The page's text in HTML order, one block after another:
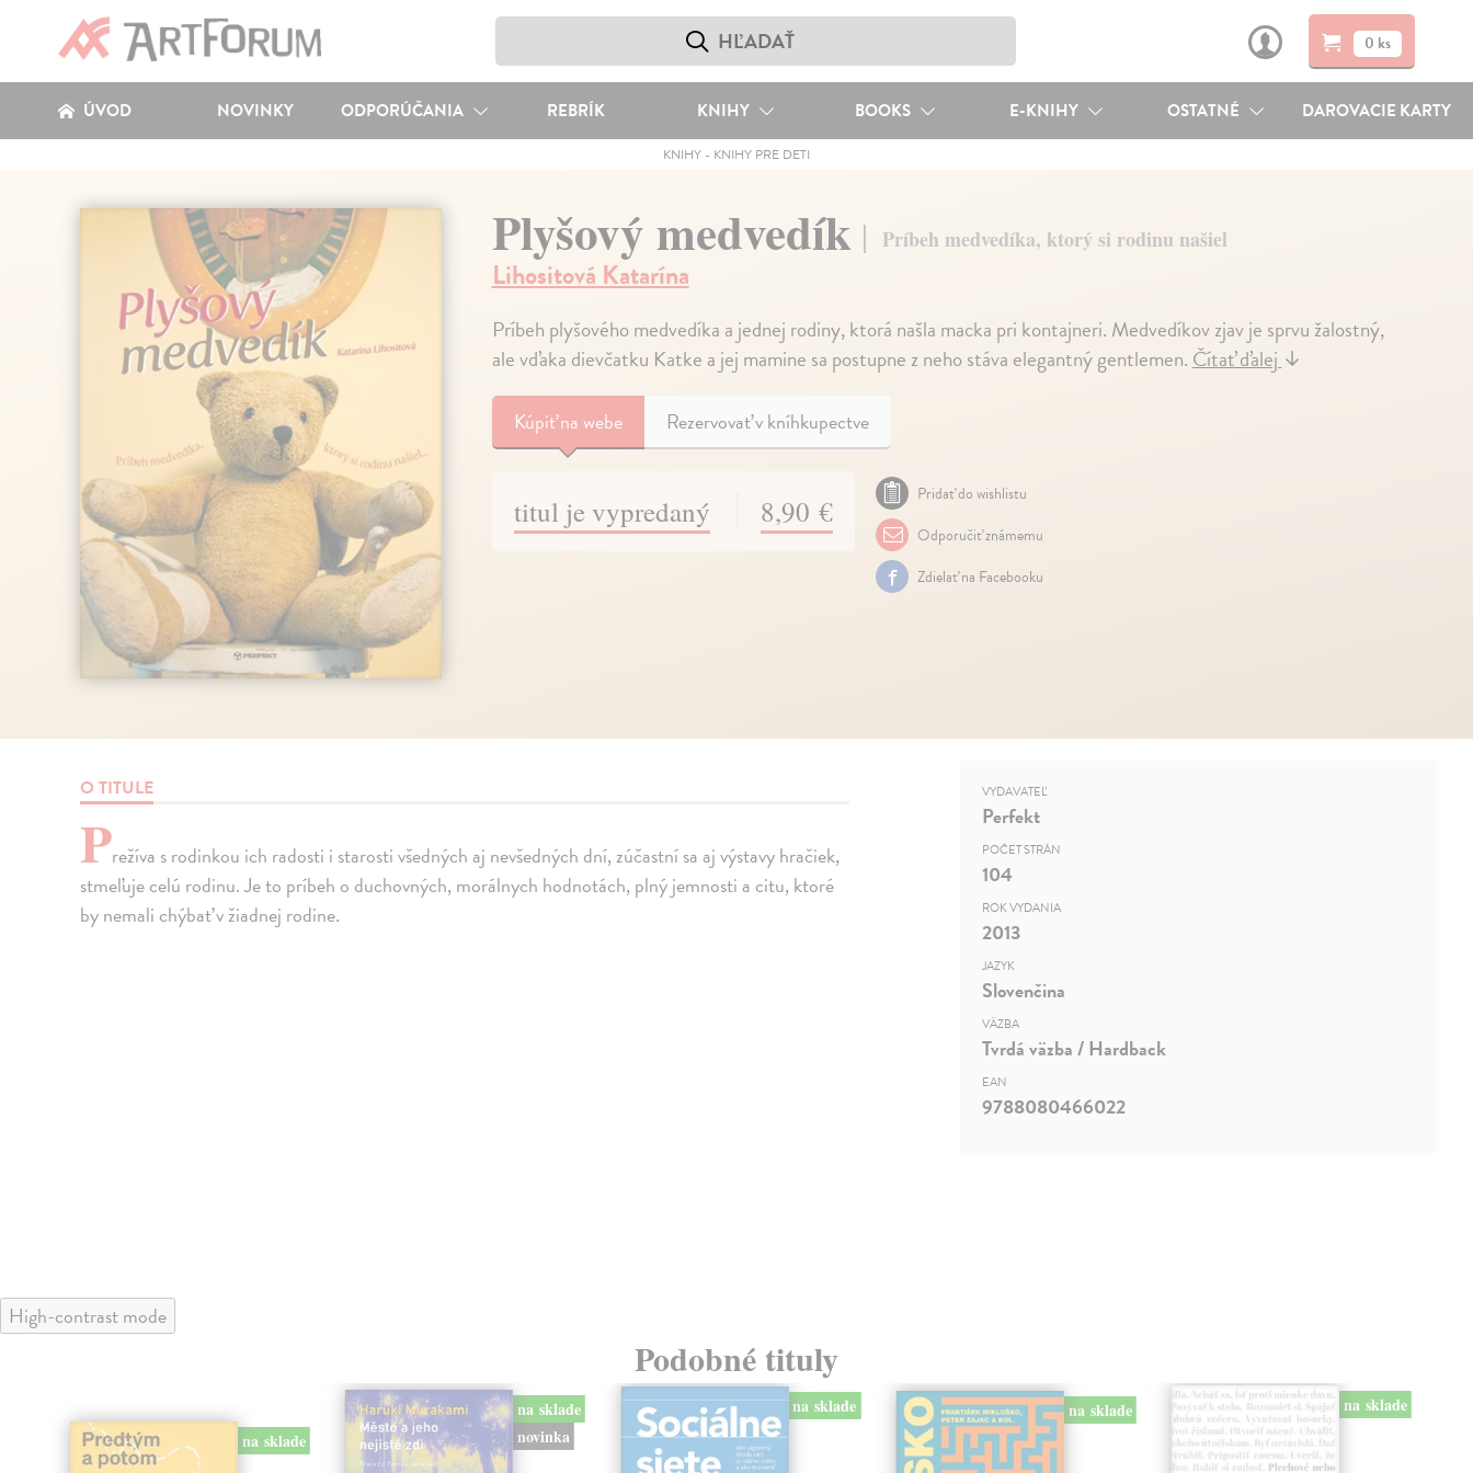
0 ks
ÚVOD NOVINKY ODPORÚČANIA REBRÍK KNIHY BOOKS E-KNIHY OSTATNÉ DAROVACIE KARTY
KNIHY- KNIHY PRE DETI
Plyšový medvedík Príbeh medvedíka, ktorý si rodinu našiel
Lihositová Katarína
Príbeh plyšového medvedíka a jednej rodiny, ktorá našla macka pri kontajneri. Medvedíkov zjav je sprvu žalostný,
ale vďaka dievčatku Katke a jej mamine sa postupne z neho stáva elegantný gentlemen.Čítať ďalej↓
Kúpiťna webe Rezervovať v kníhkupectve
titul je vypredaný 8,90 €
Pridať do wishlistu
Odporučiť známemu
Zdielať na Facebooku
O TITULE
Prežíva s rodinkou ich radosti i starosti všedných aj nevšedných dní, zúčastní sa aj výstavy hračiek,
stmeľuje celú rodinu. Je to príbeh o duchovných, morálnych hodnotách, plný jemnosti a citu, ktoré
by nemali chýbať v žiadnej rodine.
VYDAVATEĽ
Perfekt
POČET STRÁN
104
ROK VYDANIA
2013
JAZYK
Slovenčina
VÄZBA
Tvrdá väzba / Hardback
EAN
9788080466022
High-contrast mode
Podobné tituly
na sklade
na sklade
novinka
na sklade na sklade na sklade